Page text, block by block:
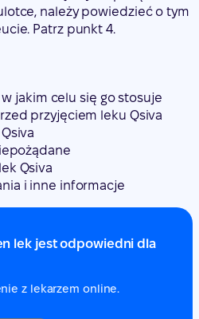
należy powiedzieć o tym
Patrz punkt 4.
w jakim celu się go stosuje
przyjęciem leku Qsiva
Qsiva
i inne informacje
lek jest odpowiedni dla
z lekarzem online.